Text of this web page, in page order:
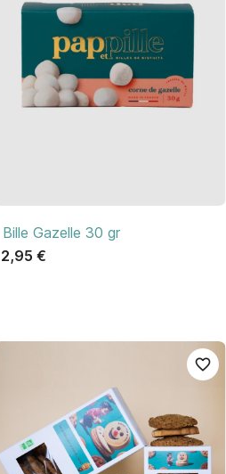
Aperçu rapide
Bille Gazelle 30 gr
2,95 €
favorite_border